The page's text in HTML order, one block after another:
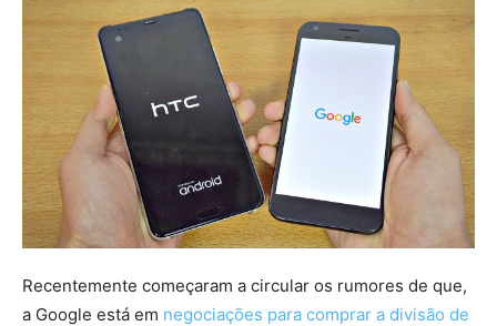
Recentemente começaram a circular os rumores de que,
a Google está em negociações para comprar a divisão de